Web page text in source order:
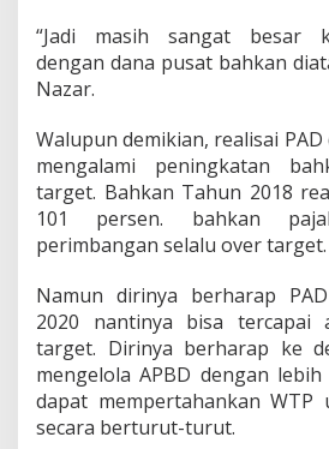
“Jadi masih sangat besar
dengan dana pusat bahkan
Nazar.
Walupun demikian, realisai
mengalami peningkatan
target. Bahkan Tahun 2018
101 persen. bahkan
perimbangan selalu over target.
Namun dirinya berharap
2020 nantinya bisa tercapai
target. Dirinya berharap ke
mengelola APBD dengan
dapat mempertahankan WTP
secara berturut-turut.